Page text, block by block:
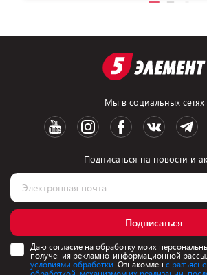
Мы в социальных сетях
Подписаться на новости и
Подписаться
Даю согласие на обработку моих
получения рекламно-информационной
условиями обработки. Ознакомлен с